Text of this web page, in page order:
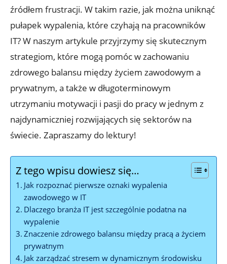
źródłem frustracji. W takim razie, jak można uniknąć
pułapek wypalenia, które czyhają na pracowników
IT? W naszym artykule przyjrzymy się skutecznym
strategiom, które mogą pomóc w zachowaniu
zdrowego balansu między życiem zawodowym a
prywatnym, a także w długoterminowym
utrzymaniu motywacji i pasji do pracy w jednym z
najdynamiczniej rozwijających się sektorów na
świecie. Zapraszamy do lektury!
Z tego wpisu dowiesz się…
Jak rozpoznać pierwsze oznaki wypalenia
zawodowego w IT
Dlaczego branża IT jest szczególnie podatna na
wypalenie
Znaczenie zdrowego balansu między pracą a życiem
prywatnym
Jak zarządzać stresem w dynamicznym środowisku